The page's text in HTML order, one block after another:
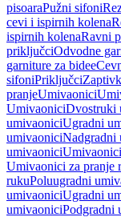
pisoaraPužni sifoni
cevi i ispirnih kolena
ispirnih kolenaRavni
priključciOdvodne
garniture za bidee
sifoniPriključci
pranjeUmivaonici
UmivaoniciDvostruki
umivaoniciUgradni
umivaoniciNadgradni
umivaonici
Umivaonici za pranje
rukuPoluugradni
umivaoniciUgradni
umivaoniciPodgradni